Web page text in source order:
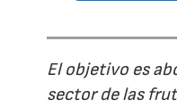
El objetivo es
sector de las